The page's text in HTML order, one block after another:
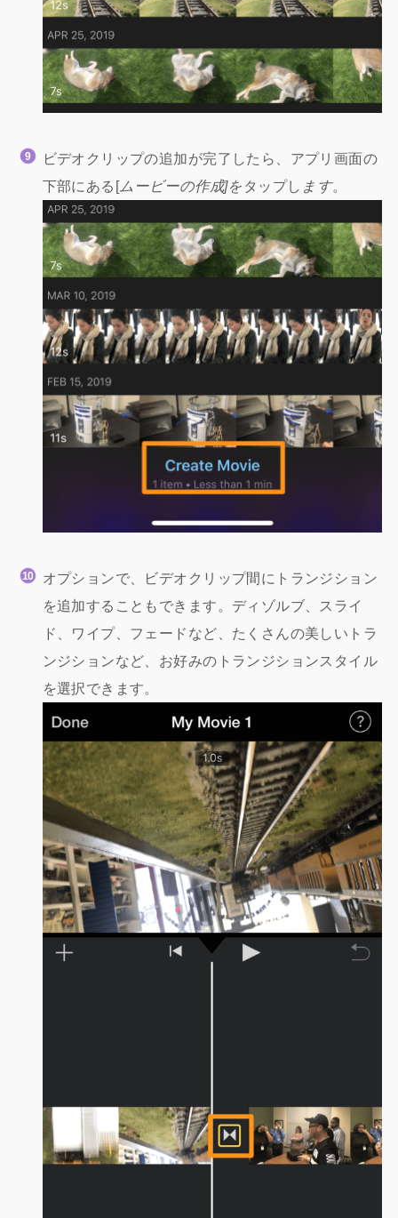
ビデオクリップの追加が完了したら、アプリ画面の
下部にある[ムービーの作成]を タップし ます。
オプションで、ビデオクリップ間にトランジション
を追加することもできます。ディゾルブ、スライ
ド、ワイプ、フェードなど、たくさんの美しいトラ
ンジションなど、お好みのトランジションスタイル
を選択できます。